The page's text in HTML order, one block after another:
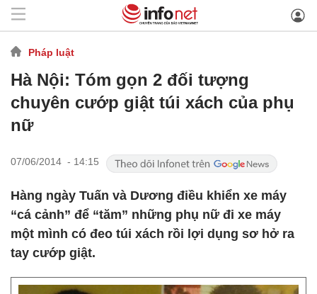
Pháp luật
Hà Nội: Tóm gọn 2 đối tượng
chuyên cướp giật túi xách của phụ
nữ
07/06/2014 - 14:15
Hàng ngày Tuấn và Dương điều khiển xe máy
“cá cảnh” để “tăm” những phụ nữ đi xe máy
một mình có đeo túi xách rồi lợi dụng sơ hở ra
tay cướp giật.